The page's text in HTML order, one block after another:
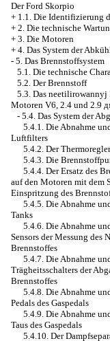
Der Ford Skorpio
+ 1.1. Die Identifizierung
+ 2. Die technische
+ 3. Die Motoren
+ 4. Das System der
- 5. Das Brennstoffsystem
5.1. Die technische
5.2. Der Brennstoff
5.3. Das neetilirowannyj
Motoren V6, 2.4 und 2.9
- 5.4. Das System der
5.4.1. Die Abnahme
Luftfilters
5.4.2. Der Thermoregler
5.4.3. Die
5.4.4. Der Ersatz des
auf den Motoren mit dem
Einspritzung des
5.4.5. Die Abnahme
Tanks
5.4.6. Die Abnahme
Sensors der Messung des
Brennstoffes
5.4.7. Die Abnahme
Trägheitsschalters der
Brennstoffes
5.4.8. Die Abnahme
Pedals des Gaspedals
5.4.9. Die Abnahme
Taus des Gaspedals
5.4.10. Der